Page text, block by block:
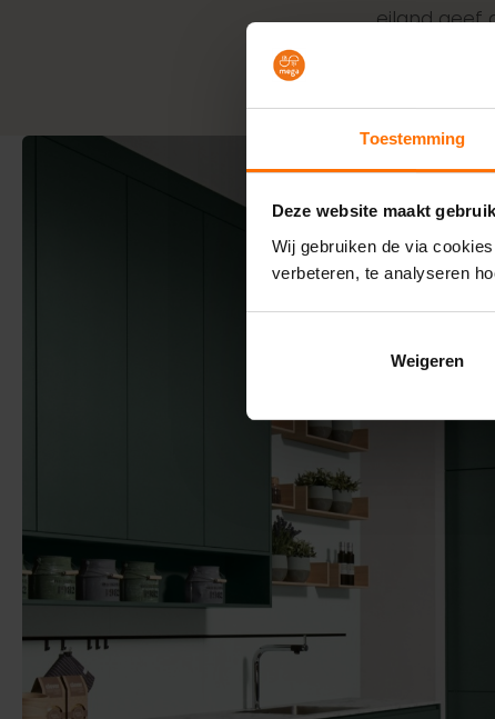
Toestemming
Deze website maakt
Wij gebruiken de via
verbeteren, te analyseren
Weigeren
eiland geef